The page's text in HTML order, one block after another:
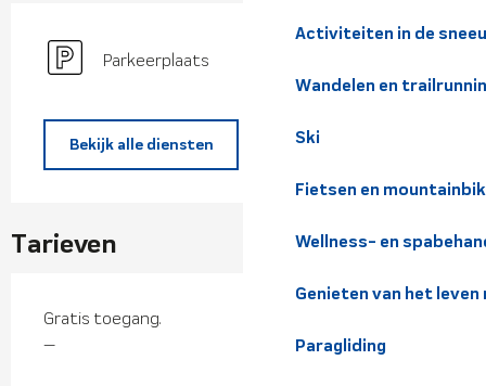
Activiteiten in de
Wandelen en
Ski
Fietsen en
Wellness- en
Genieten van het
Paragliding
Parkeerplaats
Bekijk alle diensten
Tarieven
Gratis toegang.
—